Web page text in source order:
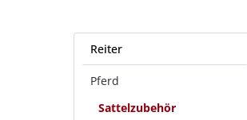
Reiter
Pferd
Sattelzubehör